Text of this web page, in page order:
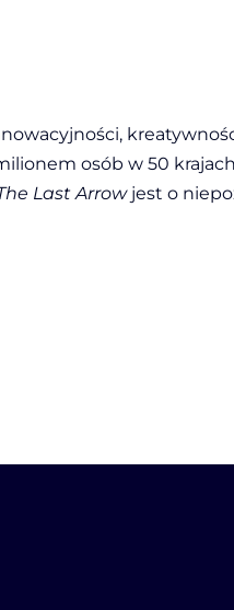
osób w 50
Last Arrowjest o